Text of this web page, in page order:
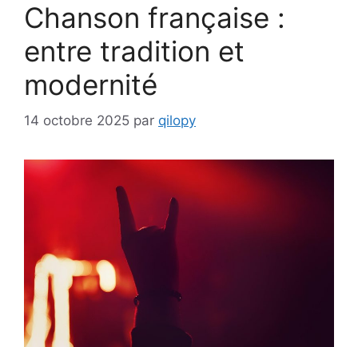
Chanson française :
entre tradition et
modernité
14 octobre 2025 par qilopy